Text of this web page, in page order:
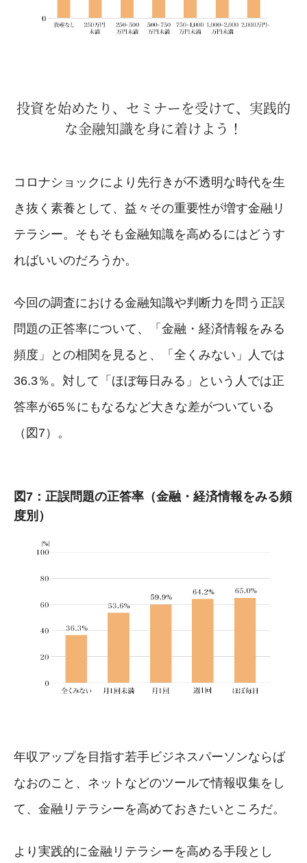
投資を始めたり、セミナーを受けて、実践的
な金融知識を身に着けよう！
コロナショックにより先行きが不透明な時代を生
き抜く素養として、益々その重要性が増す金融リ
テラシー。そもそも金融知識を高めるにはどうす
ればいいのだろうか。
今回の調査における金融知識や判断力を問う正誤
問題の正答率について、「金融・経済情報をみる
頻度」との相関を見ると、「全くみない」人では
36.3％。対して「ほぼ毎日みる」という人では正
答率が65％にもなるなど大きな差がついている
（図7）。
図7：正誤問題の正答率（金融・経済情報をみる頻
度別）
年収アップを目指す若手ビジネスパーソンならば
なおのこと、ネットなどのツールで情報収集をし
て、金融リテラシーを高めておきたいところだ。
より実践的に金融リテラシーを高める手段とし